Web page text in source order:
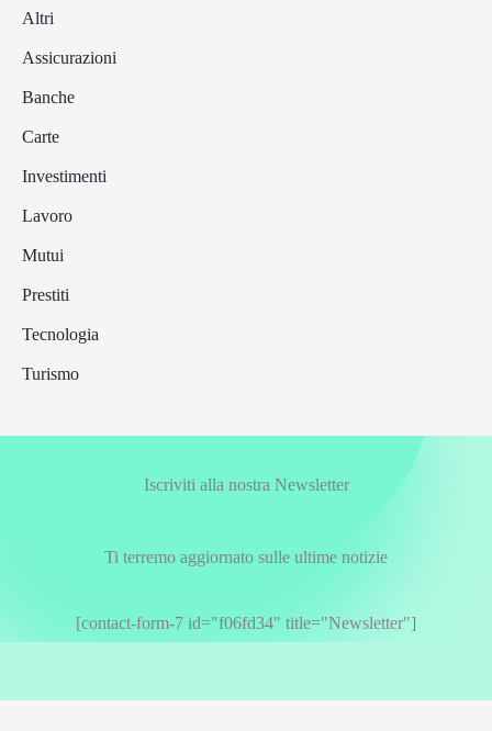
Altri
Assicurazioni
Banche
Carte
Investimenti
Lavoro
Mutui
Prestiti
Tecnologia
Turismo
Iscriviti alla nostra Newsletter
Ti terremo aggiornato sulle ultime notizie
[contact-form-7 id="f06fd34" title="Newsletter"]